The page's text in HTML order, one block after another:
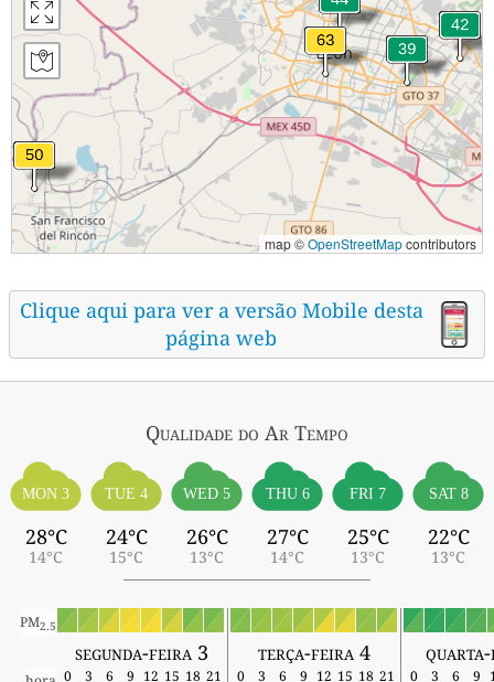
map ©OpenStreetMapcontributors
Clique aqui para ver a versão Mobile desta
página web
Qualidade do Ar Tempo
MON 3
28°C
14°C
TUE 4
24°C
15°C
WED 5
26°C
13°C
THU 6
27°C
14°C
FRI 7
25°C
13°C
SAT 8
22°C
13°C
PM2.5
segunda-feira 3 terça-feira 4
0 3 6 9 12 15 18 21 0 3 6 9 12 15 18 21 0 3 6 9